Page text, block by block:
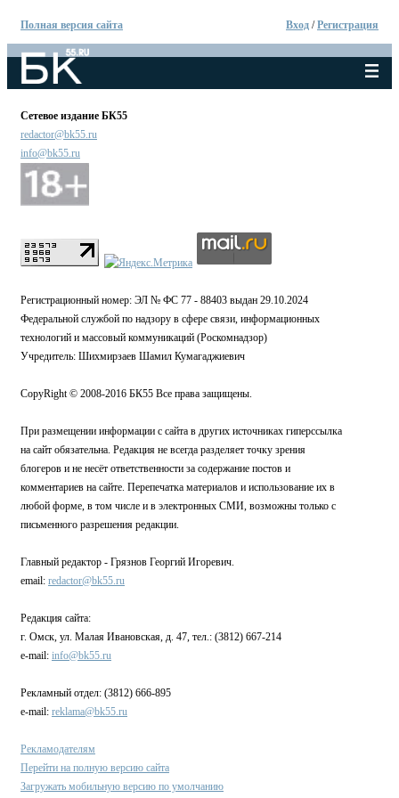
Полная версия сайта Вход /Регистрация
Сетевое издание БК55
redactor@bk55.ru
info@bk55.ru
Регистрационный номер: ЭЛ № ФС 77 - 88403 выдан 29.10.2024
Федеральной службой по надзору в сфере связи, информационных
технологий и массовый коммуникаций (Роскомнадзор)
Учредитель: Шихмирзаев Шамил Кумагаджиевич
CopyRight © 2008-2016 БК55 Все права защищены.
При размещении информации с сайта в других источниках гиперссылка
на сайт обязательна. Редакция не всегда разделяет точку зрения
блогеров и не несёт ответственности за содержание постов и
комментариев на сайте. Перепечатка материалов и использование их в
любой форме, в том числе и в электронных СМИ, возможны только с
письменного разрешения редакции.
Главный редактор - Грязнов Георгий Игоревич.
email: redactor@bk55.ru
Редакция сайта:
г. Омск, ул. Малая Ивановская, д. 47, тел.: (3812) 667-214
e-mail: info@bk55.ru
Рекламный отдел: (3812) 666-895
e-mail: reklama@bk55.ru
Рекламодателям
Перейти на полную версию сайта
Загружать мобильную версию по умолчанию